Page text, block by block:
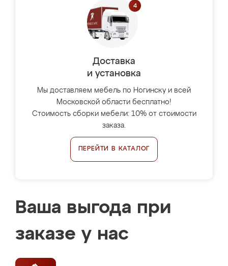
Доставка
и установка
Мы доставляем мебель по Ногинску и всей
Московской области бесплатно!
Стоимость сборки мебели: 10% от стоимости
заказа.
ПЕРЕЙТИ В КАТАЛОГ
Ваша выгода при
заказе у нас